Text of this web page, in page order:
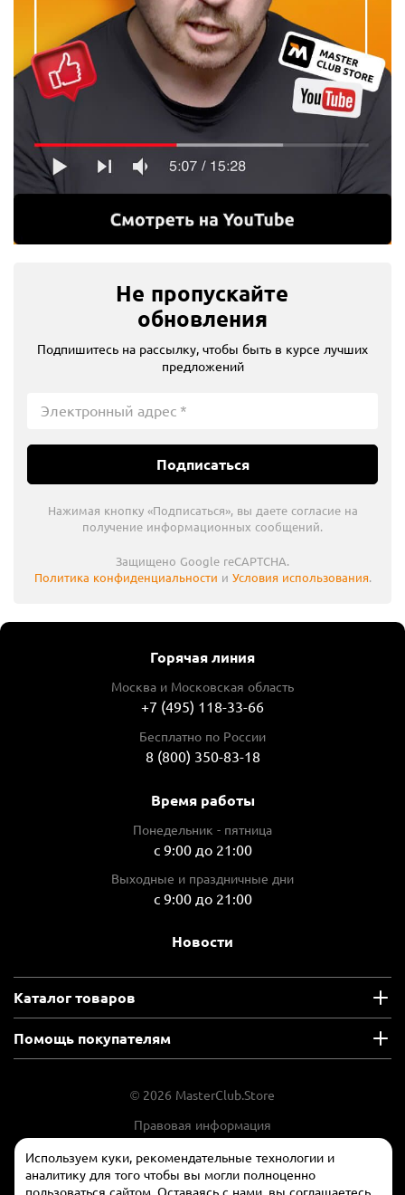
Используем куки, рекомендательные технологии и
аналитику для того чтобы вы могли полноценно
пользоваться сайтом. Оставаясь с нами, вы соглашаетесь
Не пропускайте
обновления
Подпишитесь на рассылку, чтобы быть в курсе лучших
предложений
Подписаться
Нажимая кнопку «Подписаться», вы даете согласие на
получение информационных сообщений.
Защищено Google reCAPTCHA.
Политика конфиденциальности и Условия использования.
Горячая линия
Москва и Московская область
+7 (495) 118-33-66
Бесплатно по России
8 (800) 350-83-18
Время работы
Понедельник - пятница
с 9:00 до 21:00
Выходные и праздничные дни
с 9:00 до 21:00
Новости
Каталог товаров
Помощь покупателям
© 2026 MasterClub.Store
Правовая информация
Положение об обработки и защите
персональных данных